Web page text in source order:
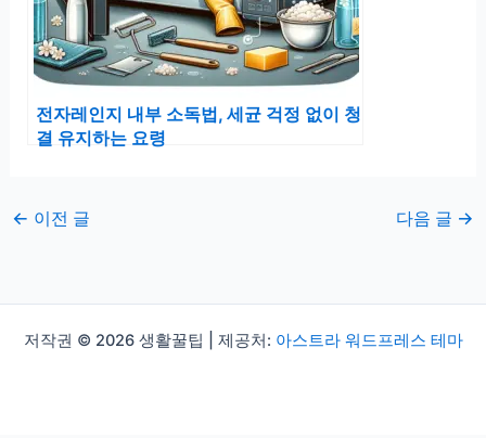
전자레인지 내부 소독법, 세균 걱정 없이 청
결 유지하는 요령
← 이전 글 다음 글 →
저작권 © 2026 생활꿀팁 | 제공처: 아스트라 워드프레스 테마